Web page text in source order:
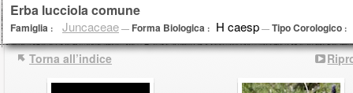
Erba lucciola comune
Famiglia : Juncaceae — Forma Biologica : H caesp — Tipo Corologico :
Torna all’indice